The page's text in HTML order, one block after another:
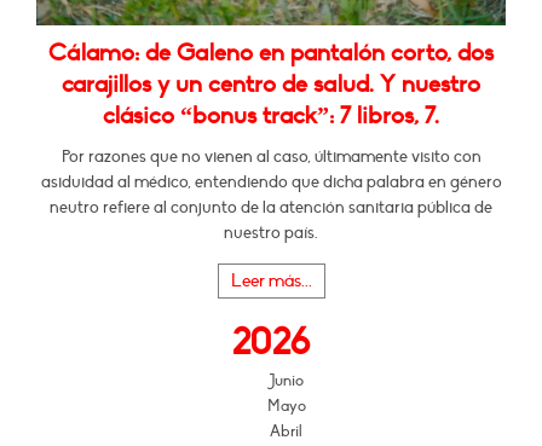
Cálamo: de Galeno en pantalón corto, dos
carajillos y un centro de salud. Y nuestro
clásico “bonus track”: 7 libros, 7.
Por razones que no vienen al caso, últimamente visito con
asiduidad al médico, entendiendo que dicha palabra en género
neutro refiere al conjunto de la atención sanitaria pública de
nuestro país.
Leer más...
2026
Junio
Mayo
Abril